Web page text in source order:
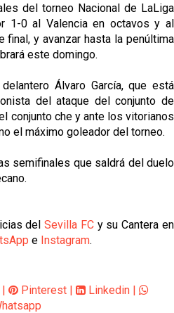
del torneo Nacional de LaLiga
1-0 al Valencia en octavos y al
y avanzar hasta la penúltima
este domingo.
Álvaro García, que está
del ataque del conjunto de
conjunto che y ante los vitorianos
el máximo goleador del torneo.
semifinales que saldrá del duelo
delSevilla FCy su Cantera en
e Instagram.
| Pinterest | Linkedin |